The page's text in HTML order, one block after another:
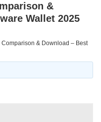
&
Wallet 2025
& Download – Best